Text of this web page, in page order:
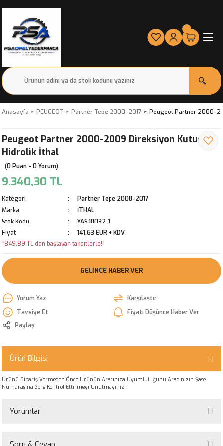
Anasayfa PEUGEOT Partner Tepe 2008-2017 Peugeot Partner 2000-
Peugeot Partner 2000-2009 Direksiyon Kutusu
Hidrolik İthal
(0 Puan - 0 Yorum)
9.340,30 TL
Kategori
Partner Tepe 2008-2017
Marka
İTHAL
Stok Kodu
YAS.18032 ,1
Fiyat
141,63 EUR + KDV
*849,89 TL den başlayan taksitlerle!!
GELINCE HABER VER
Yorum Yaz
Karşılaştır
Tavsiye Et
Fiyatı Düşünce Haber Ver
Paylaş
Ürün Bilgisi
Ürünü Sipariş Vermeden Önce Ürünün Aracınıza Uyumluluğunu Aracınızın Şase
Numarasına Göre Kontrol Ettirmeyi Unutmayınız.
Yorumlar
Soru & Cevap